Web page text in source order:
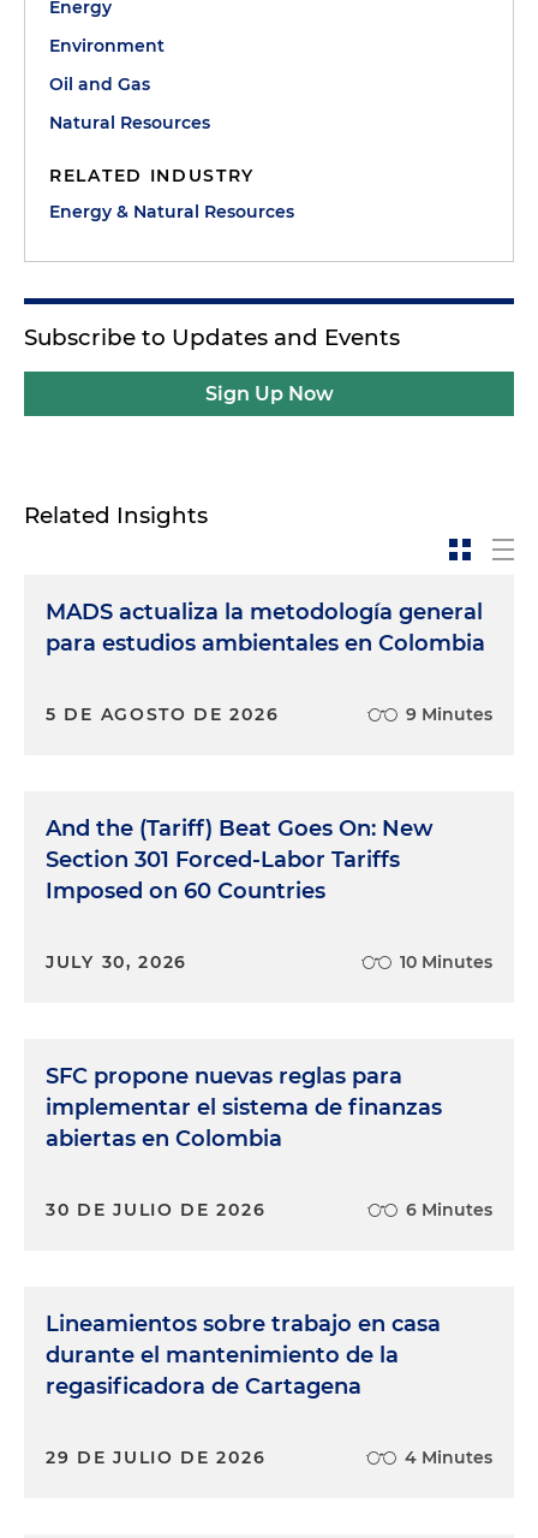
Energy
Environment
Oil and Gas
Natural Resources
RELATED INDUSTRY
Energy & Natural Resources
Subscribe to Updates and Events
Sign Up Now
Related Insights
MADS actualiza la metodología general
para estudios ambientales en Colombia
5 DE AGOSTO DE 2026 9 Minutes
And the (Tariff) Beat Goes On: New
Section 301 Forced-Labor Tariffs
Imposed on 60 Countries
JULY 30, 2026 10 Minutes
SFC propone nuevas reglas para
implementar el sistema de finanzas
abiertas en Colombia
30 DE JULIO DE 2026 6 Minutes
Lineamientos sobre trabajo en casa
durante el mantenimiento de la
regasificadora de Cartagena
29 DE JULIO DE 2026 4 Minutes